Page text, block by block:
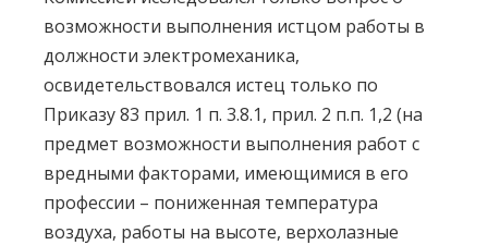
возможности выполнения истцом работы в
должности электромеханика,
освидетельствовался истец только по
Приказу 83 прил. 1 п. 3.8.1, прил. 2 п.п. 1,2 (на
предмет возможности выполнения работ с
вредными факторами, имеющимися в его
профессии – пониженная температура
воздуха, работы на высоте, верхолазные